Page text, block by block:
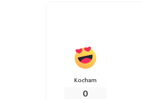
Kocham
0